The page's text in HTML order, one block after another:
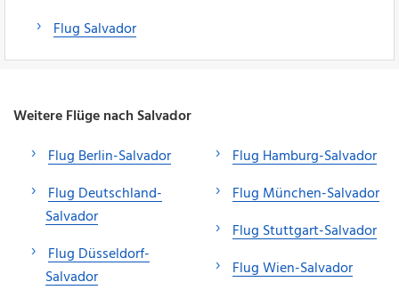
Flug Salvador
Weitere Flüge nach Salvador
Flug Berlin-Salvador
Flug Deutschland-
Salvador
Flug Düsseldorf-
Salvador
Flug Hamburg-Salvador
Flug München-Salvador
Flug Stuttgart-Salvador
Flug Wien-Salvador